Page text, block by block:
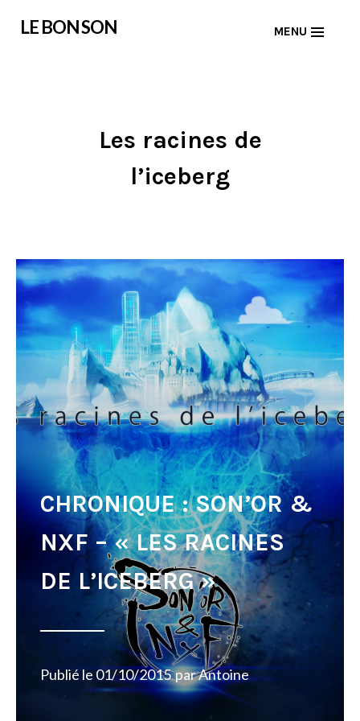
LE BON SON MENU
Les racines de
l’iceberg
CHRONIQUE : SON’OR &
NXF – « LES RACINES
DE L’ICEBERG »
Publié le01/10/2015 parAntoine